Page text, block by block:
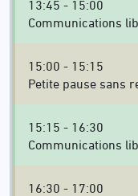
13:45 - 15:00
Communications
15:00 - 15:15
Petite pause sans
15:15 - 16:30
Communications
16:30 - 17:00